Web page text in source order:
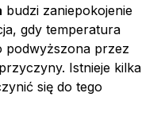
budzi zaniepokojenie
gdy temperatura
podwyższona przez
Istnieje kilka
się do tego